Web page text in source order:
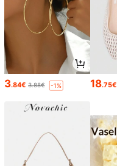
3.84€ 3.88€ -1% 18.75€